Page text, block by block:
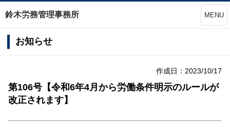
鈴木労務管理事務所 MENU
お知らせ
作成日：2023/10/17
第106号【令和6年4月から労働条件明示のルールが
改正されます】